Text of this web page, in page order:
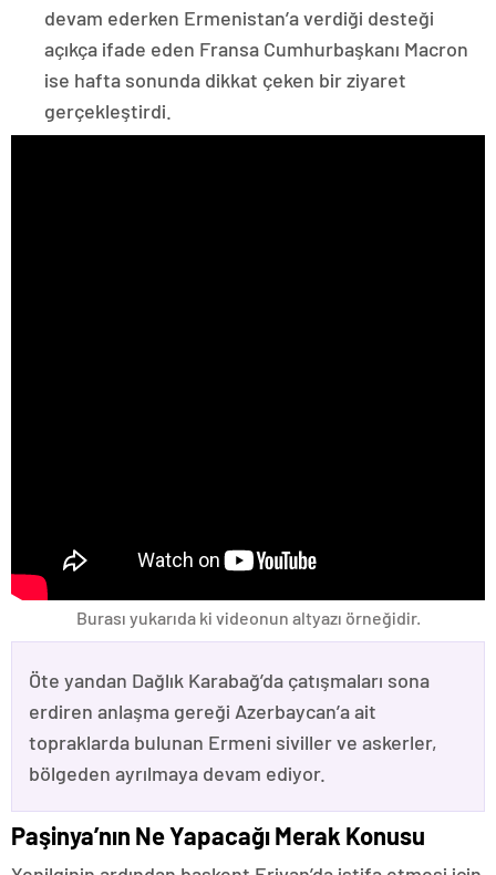
devam ederken Ermenistan’a verdiği desteği
açıkça ifade eden Fransa Cumhurbaşkanı Macron
ise hafta sonunda dikkat çeken bir ziyaret
gerçekleştirdi.
Burası yukarıda ki videonun altyazı örneğidir.
Öte yandan Dağlık Karabağ’da çatışmaları sona
erdiren anlaşma gereği Azerbaycan’a ait
topraklarda bulunan Ermeni siviller ve askerler,
bölgeden ayrılmaya devam ediyor.
Paşinya’nın Ne Yapacağı Merak Konusu